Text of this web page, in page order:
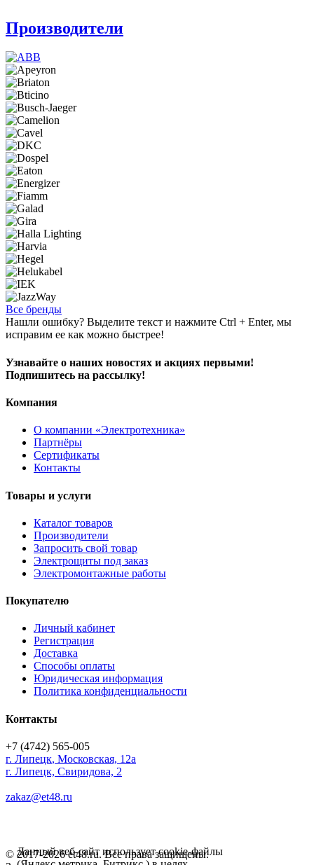
Производители
Все бренды
Нашли ошибку? Выделите текст и нажмите Ctrl + Enter, мы
исправим ее как можно быстрее!
Узнавайте о наших новостях и акциях первыми!
Подпишитесь на рассылку!
Компания
О компании «Электротехника»
Партнёры
Сертификаты
Контакты
Товары и услуги
Каталог товаров
Производители
Запросить свой товар
Электрощиты под заказ
Электромонтажные работы
Покупателю
Личный кабинет
Регистрация
Доставка
Способы оплаты
Юридическая информация
Политика конфиденциальности
Контакты
+7 (4742) 565-005
г. Липецк, Московская, 12а
г. Липецк, Свиридова, 2
zakaz@et48.ru
© 2017-2026 et48.ru. Все права защищены.
Данный веб-сайт использует cookie-файлы